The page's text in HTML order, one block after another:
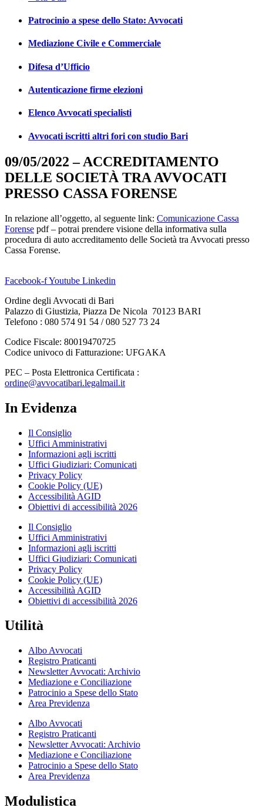
Patrocinio a spese dello Stato: Avvocati
Mediazione Civile e Commerciale
Difesa d’Ufficio
Autenticazione firme elezioni
Elenco Avvocati specialisti
Avvocati iscritti altri fori con studio Bari
09/05/2022 – ACCREDITAMENTO
DELLE SOCIETÀ TRA AVVOCATI
PRESSO CASSA FORENSE
In relazione all’oggetto, al seguente link: Comunicazione Cassa
Forense pdf – potrai prendere visione della informativa sulla
procedura di auto accreditamento delle Società tra Avvocati presso
Cassa Forense.
Facebook-fYoutube Linkedin
Ordine degli Avvocati di Bari
Palazzo di Giustizia, Piazza De Nicola 70123 BARI
Telefono : 080 574 91 54 / 080 527 73 24
Codice Fiscale: 80019470725
Codice univoco di Fatturazione: UFGAKA
PEC – Posta Elettronica Certificata :
ordine@avvocatibari.legalmail.it
In Evidenza
Il Consiglio
Uffici Amministrativi
Informazioni agli iscritti
Uffici Giudiziari: Comunicati
Privacy Policy
Cookie Policy (UE)
Accessibilità AGID
Obiettivi di accessibilità 2026
Il Consiglio
Uffici Amministrativi
Informazioni agli iscritti
Uffici Giudiziari: Comunicati
Privacy Policy
Cookie Policy (UE)
Accessibilità AGID
Obiettivi di accessibilità 2026
Utilità
Albo Avvocati
Registro Praticanti
Newsletter Avvocati: Archivio
Mediazione e Conciliazione
Patrocinio a Spese dello Stato
Area Previdenza
Albo Avvocati
Registro Praticanti
Newsletter Avvocati: Archivio
Mediazione e Conciliazione
Patrocinio a Spese dello Stato
Area Previdenza
Modulistica